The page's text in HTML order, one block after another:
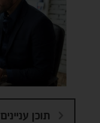
תוכן עניינים